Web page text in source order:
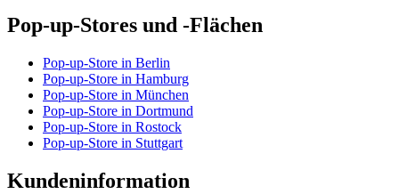
Pop-up-Stores und -Flächen
Pop-up-Store in Berlin
Pop-up-Store in Hamburg
Pop-up-Store in München
Pop-up-Store in Dortmund
Pop-up-Store in Rostock
Pop-up-Store in Stuttgart
Kundeninformation